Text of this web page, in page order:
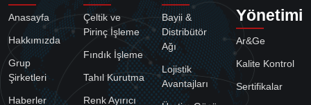
Anasayfa
Hakkımızda
Grup
Şirketleri
Haberler
Çeltik ve
Pirinç İşleme
Fındık İşleme
Tahıl Kurutma
Renk Ayırıcı
Bayii &
Distribütör
Ağı
Lojistik
Avantajları
Yönetimi
Ar&Ge
Kalite Kontrol
Sertifikalar